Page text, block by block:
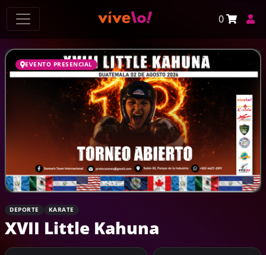
0
EVENTO PRESENCIAL
DEPORTE KARATE
XVII Little Kahuna